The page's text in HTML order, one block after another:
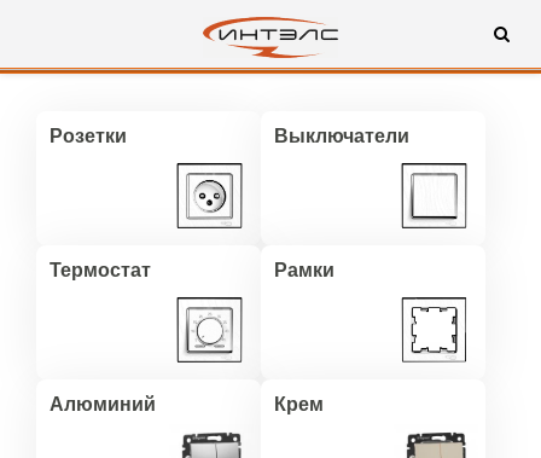
Розетки Выключатели
Термостат Рамки
Алюминий Крем